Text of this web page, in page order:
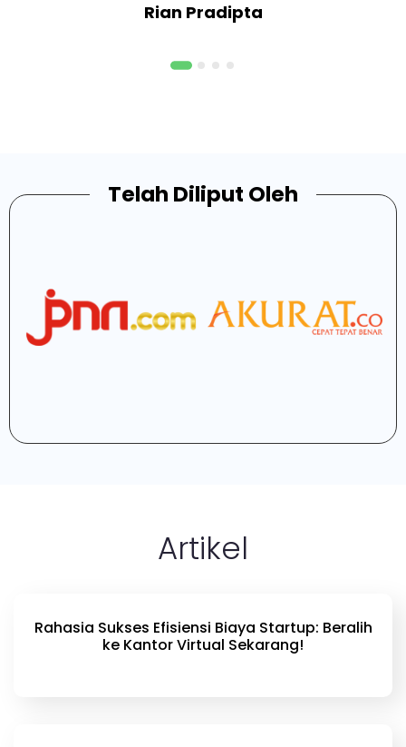
Rian Pradipta
Telah Diliput Oleh
Artikel
Rahasia Sukses Efisiensi Biaya Startup: Beralih
ke Kantor Virtual Sekarang!